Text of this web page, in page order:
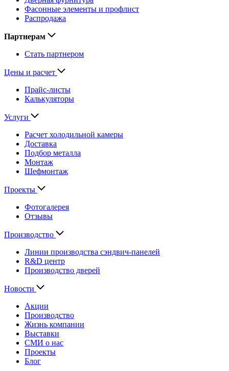
Фасонные элементы и профлист
Распродажа
Партнерам
Стать партнером
Цены и расчет
Прайс-листы
Калькуляторы
Услуги
Расчет холодильной камеры
Доставка
Подбор металла
Монтаж
Шефмонтаж
Проекты
Фотогалерея
Отзывы
Производство
Линии производства сэндвич-панелей
R&D центр
Производство дверей
Новости
Акции
Производство
Жизнь компании
Выставки
СМИ о нас
Проекты
Блог